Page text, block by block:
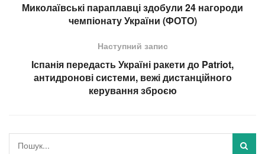
Миколаївські параплавці здобули 24 нагороди
чемпіонату України (ФОТО)
Наступний запис
Іспанія передасть Україні ракети до Patriot,
антидронові системи, вежі дистанційного
керування зброєю